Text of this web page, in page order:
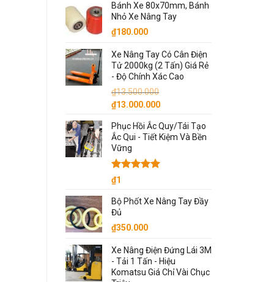
là:
₫13.500.000.
tại
là:
Bánh Xe 80x70mm, Bánh
Nhỏ Xe Nâng Tay
₫180.000
Xe Nâng Tay Có Cân Điện
Tử 2000kg (2 Tấn) Giá Rẻ
- Độ Chính Xác Cao
₫13.500.000
Giá
là:
₫13.500.000.
₫13.000.000Giá
tại
là:
Phục Hồi Ắc Quy/Tái Tạo
Ắc Qui - Tiết Kiệm Và Bền
Vững
Được xếp
hạng
5 sao
₫1
Bộ Phốt Xe Nâng Tay Đầy
Đủ
₫350.000
Xe Nâng Điện Đứng Lái 3M
- Tải 1 Tấn - Hiệu
Komatsu Giá Chỉ Vài Chục